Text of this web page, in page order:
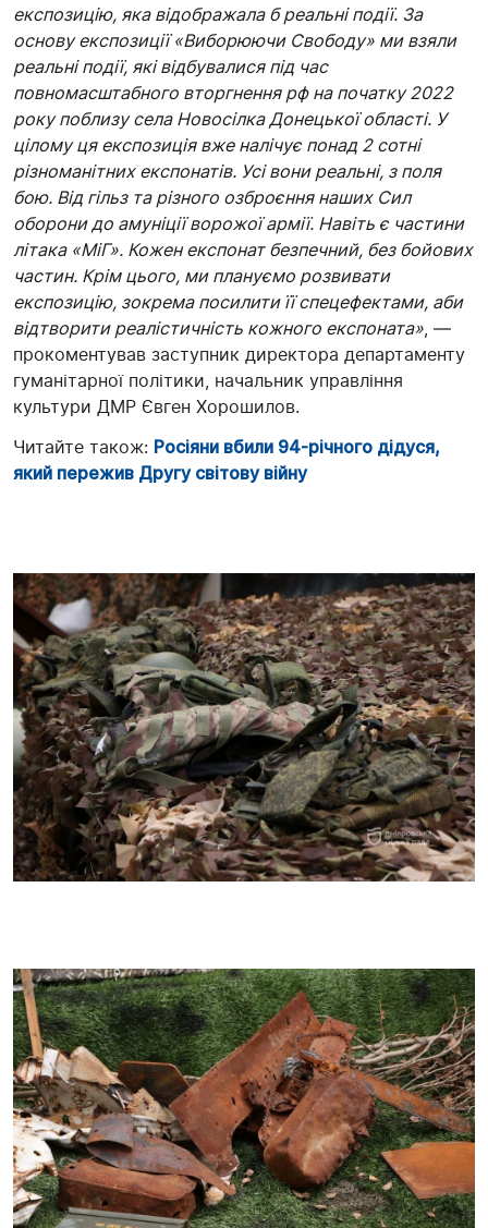
експозицію, яка відображала б реальні події. За
основу експозиції «Виборюючи Свободу» ми взяли
реальні події, які відбувалися під час
повномасштабного вторгнення рф на початку 2022
року поблизу села Новосілка Донецької області. У
цілому ця експозиція вже налічує понад 2 сотні
різноманітних експонатів. Усі вони реальні, з поля
бою. Від гільз та різного озброєння наших Сил
оборони до амуніції ворожої армії. Навіть є частини
літака «МіГ». Кожен експонат безпечний, без бойових
частин. Крім цього, ми плануємо розвивати
експозицію, зокрема посилити її спецефектами, аби
відтворити реалістичність кожного експоната», —
прокоментував заступник директора департаменту
гуманітарної політики, начальник управління
культури ДМР Євген Хорошилов.
Читайте також: Росіяни вбили 94-річного дідуся,
який пережив Другу світову війну